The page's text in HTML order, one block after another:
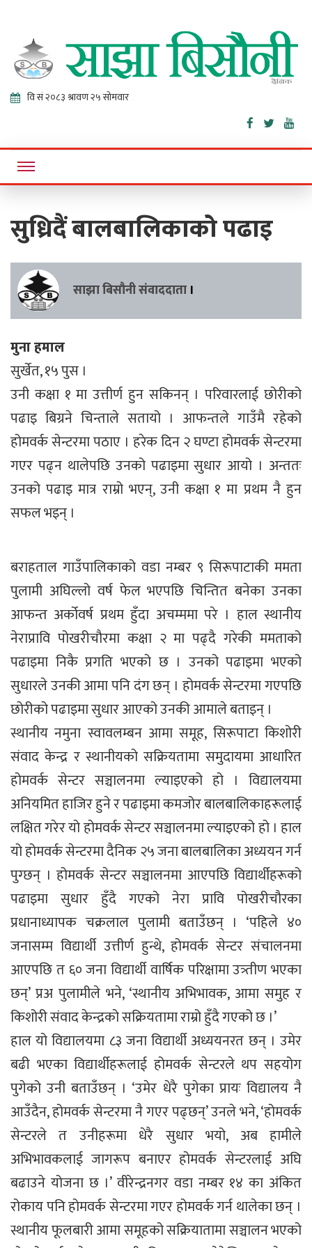
Sajha
Bisaunee
Online News Portal
सुध्रिदैं बालबालिकाको पढाइ
साझा बिसौनी संवाददाता ।
मुना हमाल
सुर्खेत, १५ पुस ।
उनी कक्षा १ मा उत्तीर्ण हुन सकिनन् । परिवारलाई छोरीको
पढाइ बिग्रने चिन्ताले सतायो । आफन्तले गाउँमै रहेको
होमवर्क सेन्टरमा पठाए । हरेक दिन २ घण्टा होमवर्क सेन्टरमा
गएर पढ्न थालेपछि उनको पढाइमा सुधार आयो । अन्ततः
उनको पढाइ मात्र राम्रो भएन्, उनी कक्षा १ मा प्रथम नै हुन
सफल भइन् ।
बराहताल गाउँपालिकाको वडा नम्बर ९ सिरूपाटाकी ममता
पुलामी अघिल्लो वर्ष फेल भएपछि चिन्तित बनेका उनका
आफन्त अर्कोवर्ष प्रथम हुँदा अचम्ममा परे । हाल स्थानीय
नेराप्रावि पोखरीचौरमा कक्षा २ मा पढ्दै गरेकी ममताको
पढाइमा निकै प्रगति भएको छ । उनको पढाइमा भएको
सुधारले उनकी आमा पनि दंग छन् । होमवर्क सेन्टरमा गएपछि
छोरीको पढाइमा सुधार आएको उनकी आमाले बताइन् ।
स्थानीय नमुना स्वावलम्बन आमा समूह, सिरूपाटा किशोरी
संवाद केन्द्र र स्थानीयको सक्रियतामा समुदायमा आधारित
होमवर्क सेन्टर सञ्चालनमा ल्याइएको हो । विद्यालयमा
अनियमित हाजिर हुने र पढाइमा कमजोर बालबालिकाहरूलाई
लक्षित गरेर यो होमवर्क सेन्टर सञ्चालनमा ल्याइएको हो । हाल
यो होमवर्क सेन्टरमा दैनिक २५ जना बालबालिका अध्ययन गर्न
पुग्छन् । होमवर्क सेन्टर सञ्चालनमा आएपछि विद्यार्थीहरूको
पढाइमा सुधार हुँदै गएको नेरा प्रावि पोखरीचौरका
प्रधानाध्यापक चक्रलाल पुलामी बताउँछन् । ‘पहिले ४०
जनासम्म विद्यार्थी उत्तीर्ण हुन्थे, होमवर्क सेन्टर संचालनमा
आएपछि त ६० जना विद्यार्थी वार्षिक परिक्षामा उत्र्तीण भएका
छन्’ प्रअ पुलामीले भने, ‘स्थानीय अभिभावक, आमा समुह र
किशोरी संवाद केन्द्रको सक्रियतामा राम्रो हुँदै गएको छ ।’
हाल यो विद्यालयमा ८३ जना विद्यार्थी अध्ययनरत छन् । उमेर
बढी भएका विद्यार्थीहरूलाई होमवर्क सेन्टरले थप सहयोग
पुगेको उनी बताउँछन् । ‘उमेर धेरै पुगेका प्रायः विद्यालय नै
आउँदैन, होमवर्क सेन्टरमा नै गएर पढ्छन्’ उनले भने, ‘होमवर्क
सेन्टरले त उनीहरूमा धेरै सुधार भयो, अब हामीले
अभिभावकलाई जागरूप बनाएर होमवर्क सेन्टरलाई अघि
बढाउने योजना छ ।’ वीरेन्द्रनगर वडा नम्बर १४ का अंकित
रोकाय पनि होमवर्क सेन्टरमा गएर होमवर्क गर्न थालेका छन् ।
स्थानीय फूलबारी आमा समूहको सक्रियातामा सञ्चालन भएको